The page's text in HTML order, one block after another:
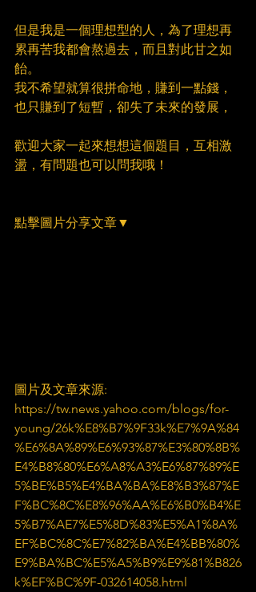
但是我是一個理想型的人，為了理想再
累再苦我都會熬過去，而且對此甘之如
飴。
我不希望就算很拼命地，賺到一點錢，
也只賺到了短暫，卻失了未來的發展，
歡迎大家一起來想想這個題目，互相激
盪，有問題也可以問我哦！
點擊圖片分享文章▼
圖片及文章來源:
https://tw.news.yahoo.com/blogs/for-
young/26k%E8%B7%9F33k%E7%9A%84
%E6%8A%89%E6%93%87%E3%80%8B%
E4%B8%80%E6%A8%A3%E6%87%89%E
5%BE%B5%E4%BA%BA%E8%B3%87%E
F%BC%8C%E8%96%AA%E6%B0%B4%E
5%B7%AE7%E5%8D%83%E5%A1%8A%
EF%BC%8C%E7%82%BA%E4%BB%80%
E9%BA%BC%E5%A5%B9%E9%81%B826
k%EF%BC%9F-032614058.html